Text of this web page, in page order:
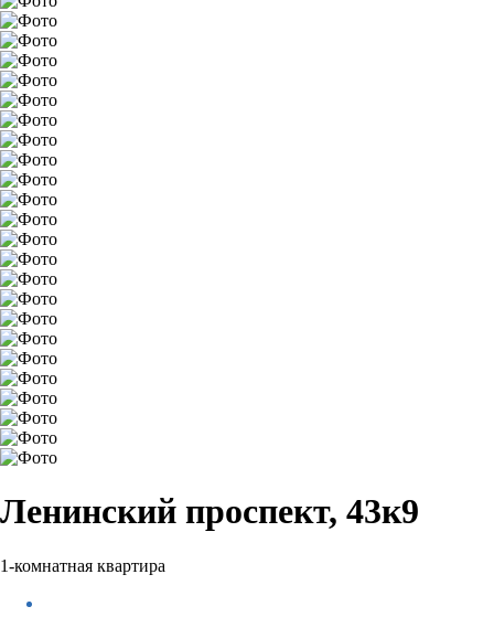
Ленинский проспект, 43к9
1-комнатная квартира